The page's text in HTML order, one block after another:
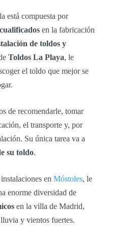
está compuesta por
en la fabricación
de toldos y
Toldos La Playa, le
el toldo que mejor se
de recomendarle, tomar
el transporte y, por
Su única tarea va a
su toldo.
en Móstoles, le
enorme diversidad de
en la villa de Madrid,
y vientos fuertes.